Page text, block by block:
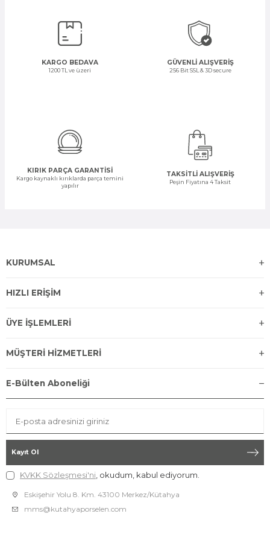
KARGO BEDAVA
1200 TL ve üzeri
GÜVENLİ ALIŞVERİŞ
256 Bit SSL & 3D secure
KIRIK PARÇA GARANTİSİ
Kargo kaynaklı kırıklarda parça temini
yapılır
TAKSİTLİ ALIŞVERİŞ
Peşin Fiyatına 4 Taksit
KURUMSAL
HIZLI ERİŞİM
ÜYE İŞLEMLERİ
MÜŞTERİ HİZMETLERİ
E-Bülten Aboneliği
Kayıt Ol
KVKK Sözleşmesi'ni , okudum, kabul ediyorum.
Eskişehir Yolu 8. Km. 43100 Merkez/Kütahya
mms@kutahyaporselen.com